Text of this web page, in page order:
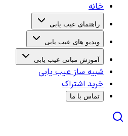
خانه
راهنمای عیب یابی
ویدیو های عیب یابی
آموزش مبانی عیب یابی
شبیه ساز عیب یابی
خرید اشتراک
تماس با ما